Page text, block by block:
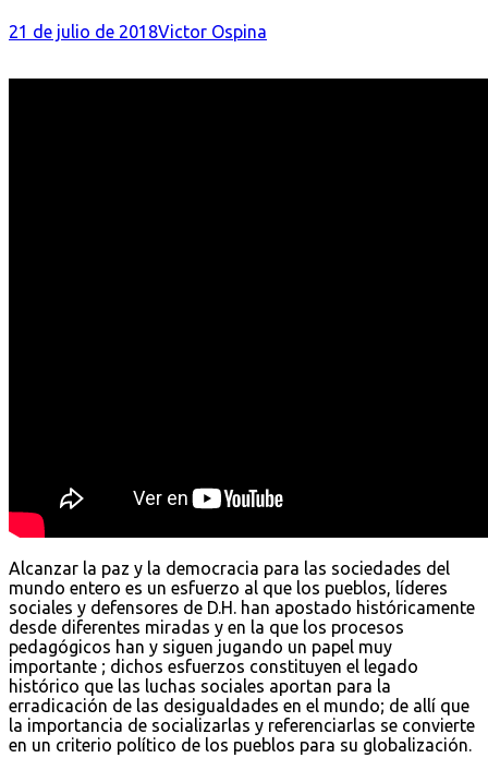
21 de julio de 2018Victor Ospina
Alcanzar la paz y la democracia para las sociedades del
mundo entero es un esfuerzo al que los pueblos, líderes
sociales y defensores de D.H. han apostado históricamente
desde diferentes miradas y en la que los procesos
pedagógicos han y siguen jugando un papel muy
importante ; dichos esfuerzos constituyen el legado
histórico que las luchas sociales aportan para la
erradicación de las desigualdades en el mundo; de allí que
la importancia de socializarlas y referenciarlas se convierte
en un criterio político de los pueblos para su globalización.